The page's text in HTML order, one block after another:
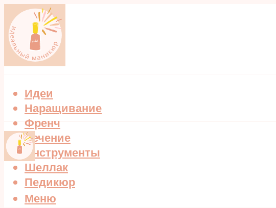
Идеи
Наращивание
Френч
Лечение
Инструменты
Шеллак
Педикюр
Меню